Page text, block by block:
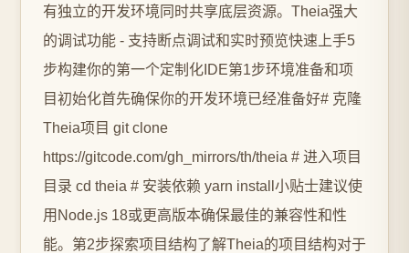
有独立的开发环境同时共享底层资源。Theia强大
的调试功能 - 支持断点调试和实时预览快速上手5
步构建你的第一个定制化IDE第1步环境准备和项
目初始化首先确保你的开发环境已经准备好# 克隆
Theia项目 git clone
https://gitcode.com/gh_mirrors/th/theia # 进入项目
目录 cd theia # 安装依赖 yarn install小贴士建议使
用Node.js 18或更高版本确保最佳的兼容性和性
能。第2步探索项目结构了解Theia的项目结构对于